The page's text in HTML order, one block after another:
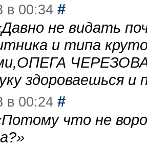
в 00:34 #
Давно не видать
и типа
здороваешься
в 00:24 #
Потому что не
»